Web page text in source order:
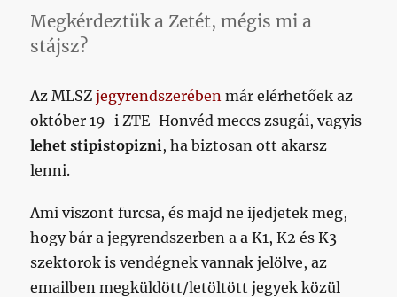
Megkérdeztük a Zetét, mégis mi a
stájsz?
Az MLSZjegyrendszerében már elérhetőek az
október 19-i ZTE-Honvéd meccs zsugái, vagyis
lehet stipistopizni, ha biztosan ott akarsz
lenni.
Ami viszont furcsa, és majd ne ijedjetek meg,
hogy bár a jegyrendszerben a a K1, K2 és K3
szektorok is vendégnek vannak jelölve, az
emailben megküldött/letöltött jegyek közül